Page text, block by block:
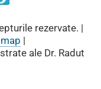
rezervate. |
|
ale Dr. Radut